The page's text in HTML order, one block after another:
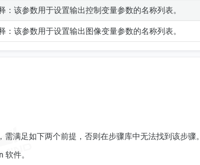
：该参数用于设置输出控制变量参数的名称列表。
：该参数用于设置输出图像变量参数的名称列表。
需满足如下两个前提，否则在步骤库中无法找到该步骤。
件。